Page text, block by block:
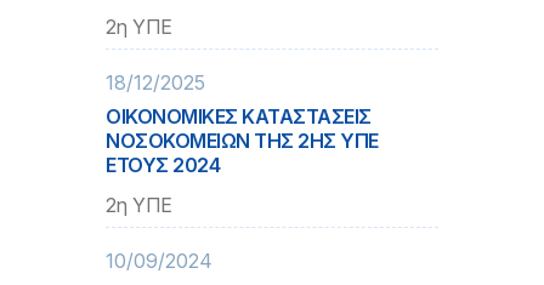
2η ΥΠΕ
18/12/2025
ΟΙΚΟΝΟΜΙΚΕΣ ΚΑΤΑΣΤΑΣΕΙΣ
ΝΟΣΟΚΟΜΕΙΩΝ ΤΗΣ 2ΗΣ ΥΠΕ
ΕΤΟΥΣ 2024
2η ΥΠΕ
10/09/2024